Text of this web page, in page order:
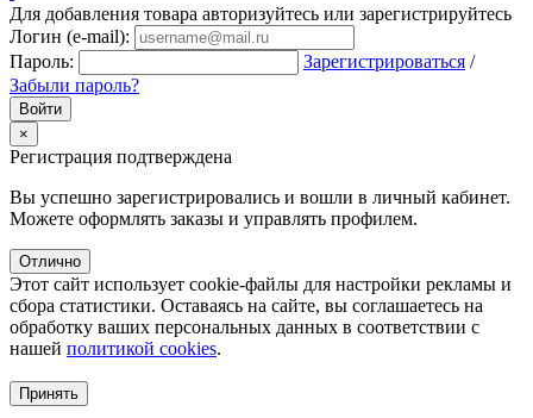
Для добавления товара авторизуйтесь или зарегистрируйтесь
Логин (e-mail):
Пароль:
Зарегистрироваться /
Забыли пароль?
×
Регистрация подтверждена
Вы успешно зарегистрировались и вошли в личный кабинет.
Можете оформлять заказы и управлять профилем.
Отлично
Этот сайт использует cookie-файлы для настройки рекламы и
сбора статистики. Оставаясь на сайте, вы соглашаетесь на
обработку ваших персональных данных в соответствии с
нашей политикой cookies.
Принять